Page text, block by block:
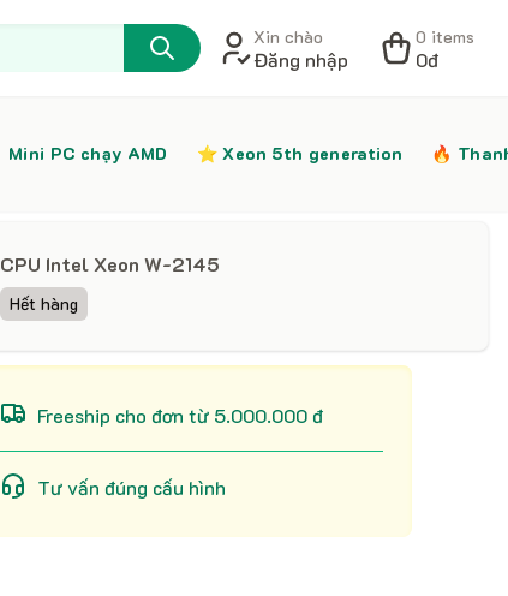
Xin chào
Đăng nhập
0 items
0đ
Mini PC chạy AMD ⭐️ Xeon 5th generation
🔥
CPU Intel Xeon W-2145
Hết hàng
Freeship cho đơn từ 5.000.000 đ
Tư vấn đúng cấu hình